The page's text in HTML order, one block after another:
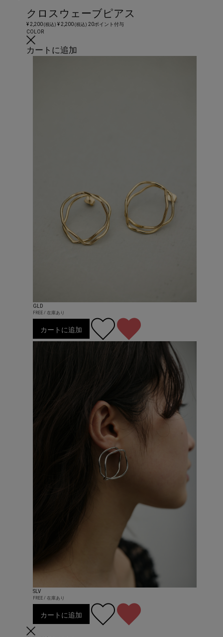
クロスウェーブピアス
¥ 2,200(税込) ¥ 2,200(税込) 20ポイント付与
COLOR
カートに追加
GLD
FREE / 在庫あり
カートに追加
SLV
FREE / 在庫あり
カートに追加